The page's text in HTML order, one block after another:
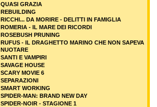
QUASI GRAZIA
REBUILDING
RICCHI... DA MORIRE - DELITTI IN FAMIGLIA
ROMERIA - IL MARE DEI RICORDI
ROSEBUSH PRUNING
RUFUS - IL DRAGHETTO MARINO CHE NON SAPEVA
NUOTARE
SANTI E VAMPIRI
SAVAGE HOUSE
SCARY MOVIE 6
SEPARAZIONI
SMART WORKING
SPIDER-MAN: BRAND NEW DAY
SPIDER-NOIR - STAGIONE 1